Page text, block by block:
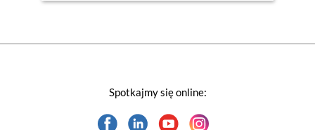
Spotkajmy się online: